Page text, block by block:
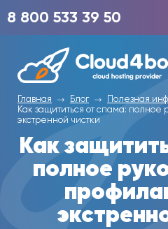
8 800 533 39 50
Главная Блог
Полезная
Как защититься от спама: полное
экстренной чистки
Как
полное